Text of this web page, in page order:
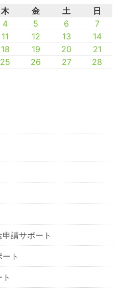
木 金 土
日
4 5 6
7
11 12 13
14
18 19 20
21
25 26 27
28
請サポート
ト